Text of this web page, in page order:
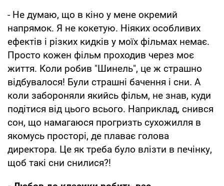
- Не думаю, що в кіно у мене окремий
напрямок. Я не кокетую. Ніяких особливих
ефектів і різких кидків у моїх фільмах немає.
Просто кожен фільм проходив через моє
життя. Коли робив "Шинель", це ж страшно
відбувалося! Були страшні бачення і сни. А
коли забороняли якийсь фільм, не знав, куди
подітися від цього всього. Наприклад, снився
сон, що намагаюся прогризть сухожилля в
якомусь просторі, де плаває голова
директора. Це як треба було влізти в печінку,
щоб такі сни снилися?!